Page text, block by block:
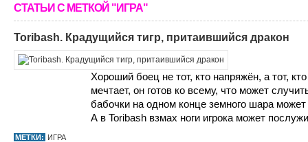
СТАТЬИ С МЕТКОЙ "ИГРА"
Toribash. Крадущийся тигр, притаившийся дракон
Хороший боец не тот, кто напряжён, а тот,
мечтает, он готов ко всему, что может
бабочки на одном конце земного шара
А в Toribash взмах ноги игрока может
МЕТКИ: ИГРА